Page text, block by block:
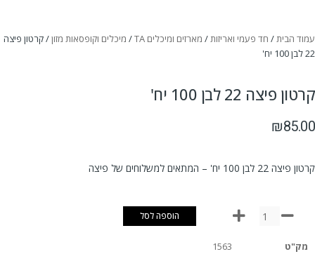
עמוד הבית/ חד פעמי ואריזות/ מארזים ומיכלים TA / מיכלים וקופסאות מזון/ קרטון פיצה
22 לבן 100 יח'
קרטון פיצה 22 לבן 100 יח'
₪85.00
קרטון פיצה 22 לבן 100 יח' – המתאים למשלוחים של פיצה
הוספה לסל
מק"ט
1563